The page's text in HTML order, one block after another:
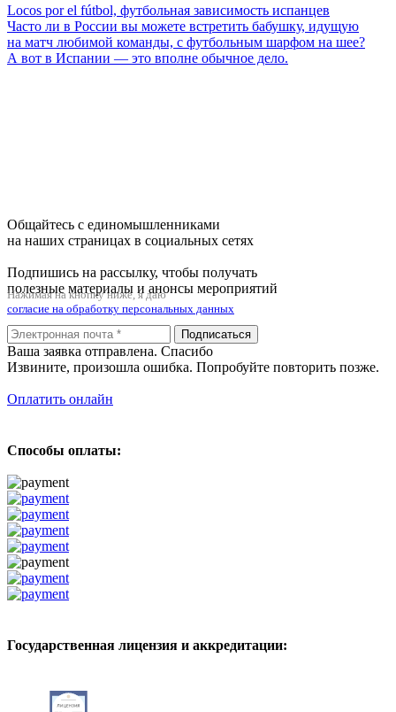
Locos por el fútbol, футбольная зависимость испанцев
Часто ли в России вы можете встретить бабушку, идущую
на матч любимой команды, с футбольным шарфом на шее?
А вот в Испании — это вполне обычное дело.
Общайтесь с единомышленниками
на наших страницах в социальных сетях
Подпишись на рассылку, чтобы получать
полезные материалы и анонсы мероприятий
Нажимая на кнопку ниже, я даю
согласие на обработку персональных данных
Подписаться
Ваша заявка отправлена. Спасибо
Извините, произошла ошибка. Попробуйте повторить позже.
Оплатить онлайн
Способы оплаты:
Государственная лицензия и аккредитации: